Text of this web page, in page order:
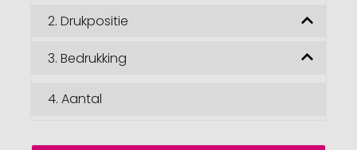
2. Drukpositie
3. Bedrukking
4. Aantal